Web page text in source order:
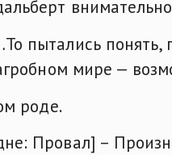
пытались
мире —
роде.
Провал] –